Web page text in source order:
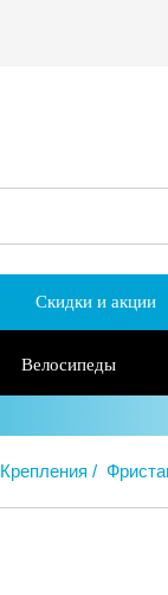
Скидки и акции
Велосипеды
Крепления